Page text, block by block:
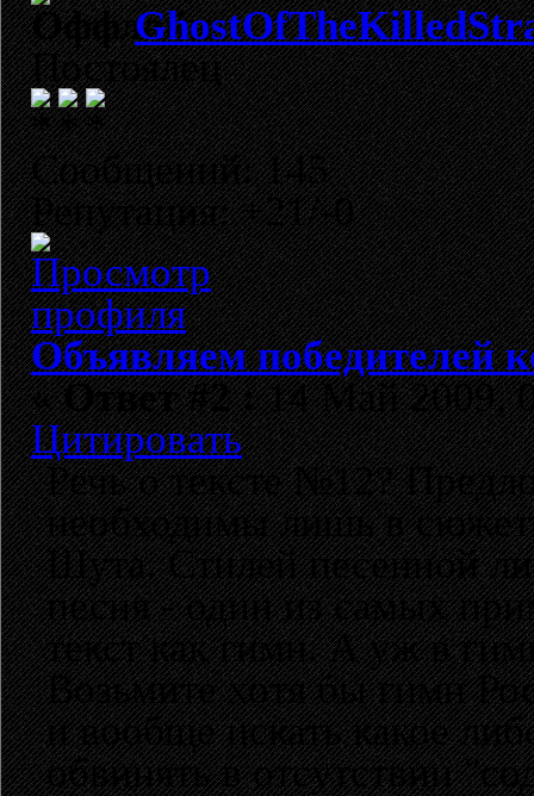
Постоялец
Сообщений: 145
Репутация: +21/-0
Объявляем победителей
«Ответ #2 :14 Май 2009,
Цитировать
Речь о тексте №12?
необходимы лишь в
Шута. Стилей песенной
песня - один из самых
текст как гимн. А уж в
Возьмите хотя бы гимн
и вообще искать какое
обвинять в отсутствии